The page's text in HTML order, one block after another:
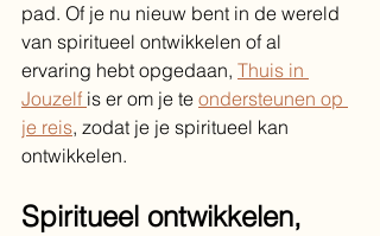
pad. Of je nu nieuw bent in de wereld
van spiritueel ontwikkelen of al
ervaring hebt opgedaan, Thuis in
Jouzelf is er om je te ondersteunen op
je reis, zodat je je spiritueel kan
ontwikkelen.
Spiritueel ontwikkelen,